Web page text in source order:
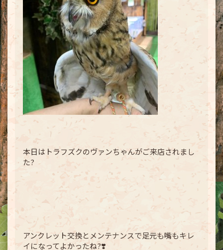
本日はトラフズクのヴァンちゃんがご来店されまし
た?
アンクレット交換とメンテナンスで足元も嘴もキレ
イになってよかったね?❣️